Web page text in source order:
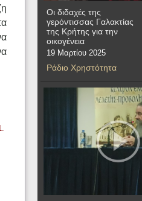
Οι διδαχές της
γερόντισσας Γαλακτίας
της Κρήτης για την
οικογένεια
19 Μαρτίου 2025
Ράδιο Χρηστότητα